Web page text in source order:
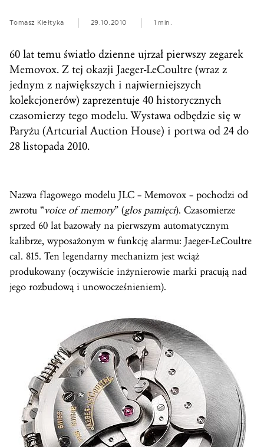
Tomasz Kiełtyka 29.10.2010 1 min.
60 lat temu światło dzienne ujrzał pierwszy zegarek
Memovox. Z tej okazji Jaeger-LeCoultre (wraz z
jednym z największych i najwierniejszych
kolekcjonerów) zaprezentuje 40 historycznych
czasomierzy tego modelu. Wystawa odbędzie się w
Paryżu (Artcurial Auction House) i portwa od 24 do
28 listopada 2010.
Nazwa flagowego modelu JLC – Memovox – pochodzi od
zwrotu “voice of memory” (głos pamięci). Czasomierze
sprzed 60 lat bazowały na pierwszym automatycznym
kalibrze, wyposażonym w funkcję alarmu: Jaeger-LeCoultre
cal. 815. Ten legendarny mechanizm jest wciąż
produkowany (oczywiście inżynierowie marki pracują nad
jego rozbudową i unowocześnieniem).